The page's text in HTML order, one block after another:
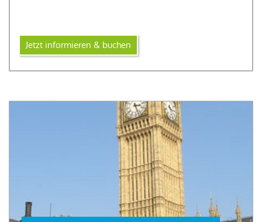
Jetzt informieren & buchen